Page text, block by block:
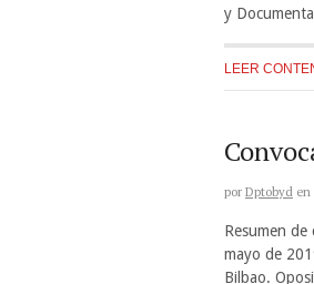
y
LEER
por Dptobyd en
Resumen
mayo de
Bilbao.